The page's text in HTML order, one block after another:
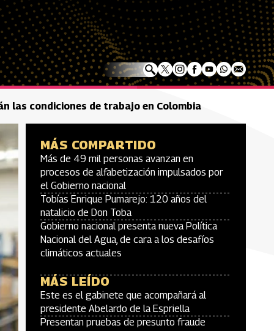
las condiciones de trabajo en Colombia
MÁS COMPARTIDO
Más de 49 mil personas avanzan en
procesos de alfabetización impulsados por
el Gobierno nacional
Tobías Enrique Pumarejo: 120 años del
natalicio de Don Toba
Gobierno nacional presenta nueva Política
Nacional del Agua, de cara a los desafíos
climáticos actuales
MÁS LEÍDO
Este es el gabinete que acompañará al
presidente Abelardo de la Espriella
Presentan pruebas de presunto fraude